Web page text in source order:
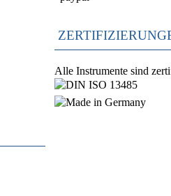
Alle Instrumente sind